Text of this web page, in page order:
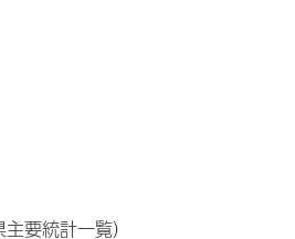
要統計一覧）